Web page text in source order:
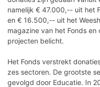
Financieel
Begroting
Colofon
namelijk € 47.000,-- uit het
en € 16.500,-- uit het
magazine van het Fonds
projecten belicht.
Het Fonds verstrekt
zes sectoren. De grootste
gevolgd door Educatie. In